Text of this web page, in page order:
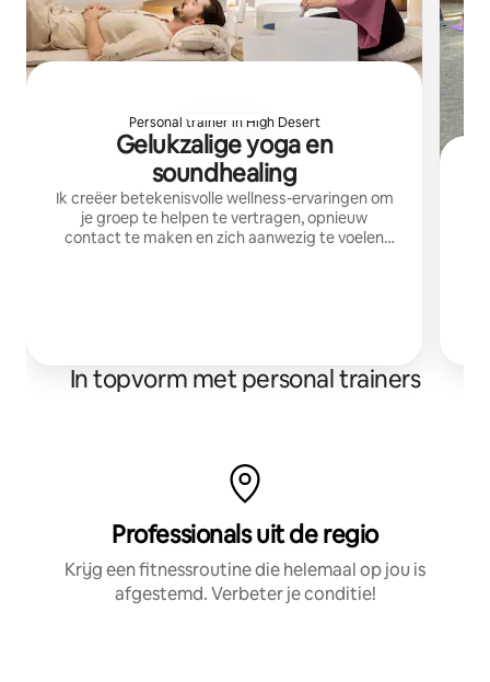
Personal trainer in High Desert
Gelukzalige yoga en
soundhealing
Ik creëer betekenisvolle wellness-ervaringen om
je groep te helpen te vertragen, opnieuw
contact te maken en zich aanwezig te voelen
In topvorm met personal trainers
Professionals uit de regio
Krijg een fitnessroutine die helemaal op jou is
afgestemd. Verbeter je conditie!